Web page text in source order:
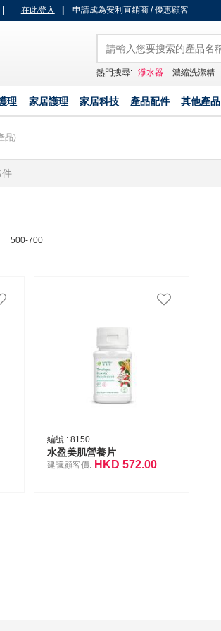
在此登入 申請成為安利直銷商 / 優惠顧客
熱門搜尋: 淨水器 濃縮洗潔精
理 家居護理 家居科技 產品配件 其他產品
品)
件
500-700
編號 : 8150
水盈美肌營養片
建議顧客價: HKD 572.00